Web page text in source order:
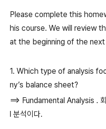
Please complete this
his course. We will review
at the beginning of the next
1. Which type of analysis
ny’s balance sheet?
==> Fundamental Analysis .
l 분석이다.